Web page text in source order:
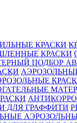
КРАСКИ
КРАСКИ
ПОДБОР
ДЛЯ ГРАФФИТИ